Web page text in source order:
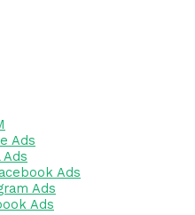
Ads
Ads
Ads
Ads
Ads